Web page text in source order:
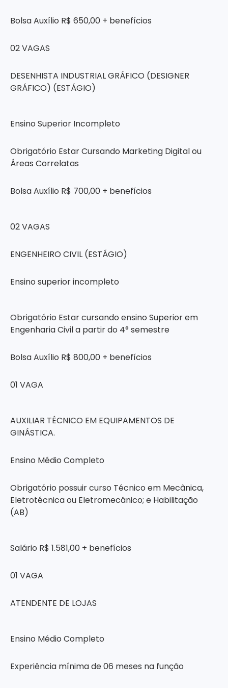
Bolsa Auxílio R$ 650,00 + benefícios
02 VAGAS
DESENHISTA INDUSTRIAL GRÁFICO (DESIGNER
GRÁFICO) (ESTÁGIO)
Ensino Superior Incompleto
Obrigatório Estar Cursando Marketing Digital ou
Áreas Correlatas
Bolsa Auxílio R$ 700,00 + benefícios
02 VAGAS
ENGENHEIRO CIVIL (ESTÁGIO)
Ensino superior incompleto
Obrigatório Estar cursando ensino Superior em
Engenharia Civil a partir do 4° semestre
Bolsa Auxílio R$ 800,00 + benefícios
01 VAGA
AUXILIAR TÉCNICO EM EQUIPAMENTOS DE
GINÁSTICA.
Ensino Médio Completo
Obrigatório possuir curso Técnico em Mecânica,
Eletrotécnica ou Eletromecânico; e Habilitação
(AB)
Salário R$ 1.581,00 + benefícios
01 VAGA
ATENDENTE DE LOJAS
Ensino Médio Completo
Experiência mínima de 06 meses na função